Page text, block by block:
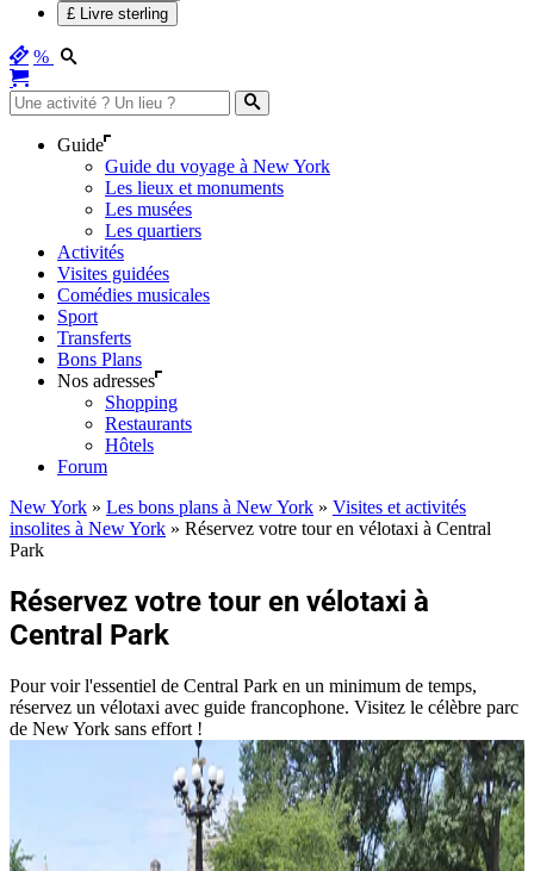
£ Livre sterling
%
Guide
Guide du voyage à New York
Les lieux et monuments
Les musées
Les quartiers
Activités
Visites guidées
Comédies musicales
Sport
Transferts
Bons Plans
Nos adresses
Shopping
Restaurants
Hôtels
Forum
New York » Les bons plans à New York » Visites et activités
insolites à New York » Réservez votre tour en vélotaxi à Central
Park
Réservez votre tour en vélotaxi à
Central Park
Pour voir l'essentiel de Central Park en un minimum de temps,
réservez un vélotaxi avec guide francophone. Visitez le célèbre parc
de New York sans effort !